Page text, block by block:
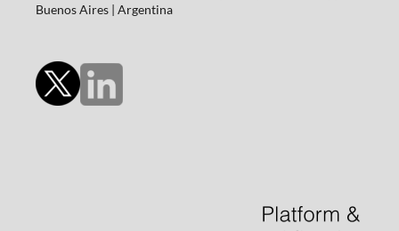
Buenos Aires | Argentina